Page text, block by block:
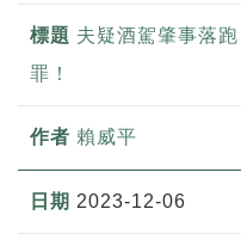
夫疑酒駕肇事落
罪！
賴威平
2023-12-06